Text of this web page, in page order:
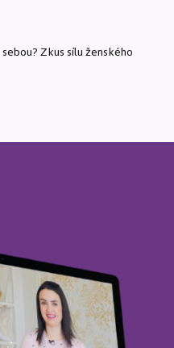
Zkus sílu ženského